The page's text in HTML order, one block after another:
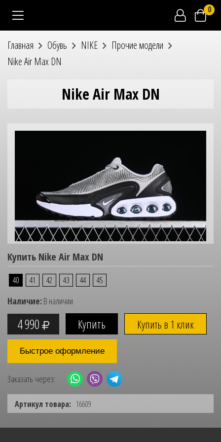
0
Главная Обувь NIKE
Прочие модели
Nike Air Max DN
Nike Air Max DN
Купить Nike Air Max DN
40 41 42 43 44 45
Наличие:В наличии
4 990 Купить в 1 клик
Быстрое оформление
Заказать через:
Артикул товара: 16609